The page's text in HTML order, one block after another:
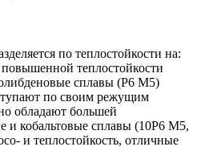
по теплостойкости на:
теплостойкости
сплавы (Р6 М5)
по своим режущим
обладают большей
и кобальтовые сплавы (10Р6 М5,
и теплостойкость, отличные